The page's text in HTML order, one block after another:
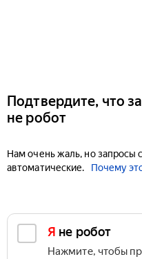
Подтвердите, что
не робот
Нам очень жаль, но запросы
автоматические.
Почему
Я не робот
Нажмите, чтобы